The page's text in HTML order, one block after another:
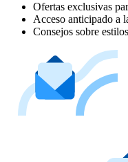
Ofertas exclusivas
Acceso anticipado a
Consejos sobre